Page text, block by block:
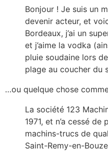
Bonjour ! Je suis un
devenir acteur, et
Bordeaux, j’ai un
et j’aime la vodka
pluie soudaine lors
plage au coucher du
…ou quelque chose
La société 123
1971, et n’a cessé
machins-trucs de
Saint-Remy-en-